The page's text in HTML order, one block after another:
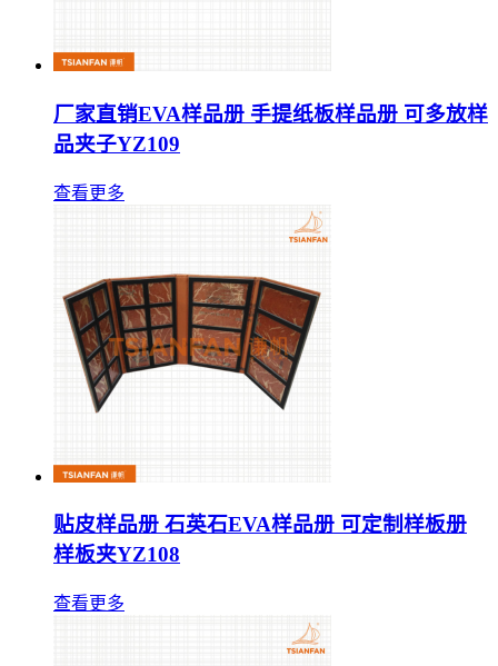
厂家直销EVA样品册 手提纸板样品册 可多放样
品夹子YZ109
查看更多
贴皮样品册 石英石EVA样品册 可定制样板册
样板夹YZ108
查看更多